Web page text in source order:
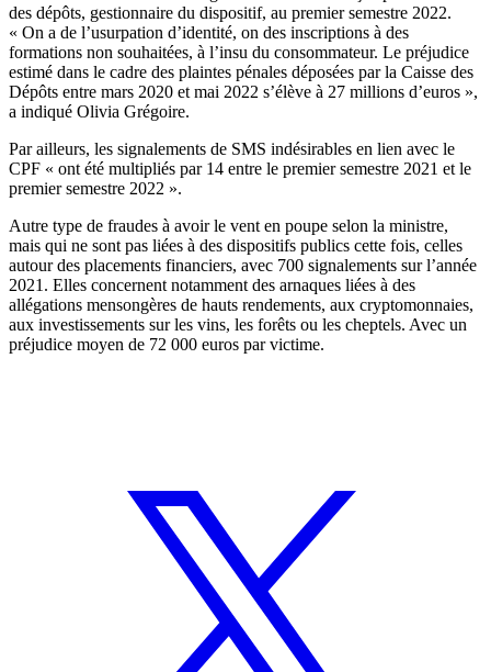
des dépôts, gestionnaire du dispositif, au premier semestre 2022.
« On a de l’usurpation d’identité, on des inscriptions à des
formations non souhaitées, à l’insu du consommateur. Le préjudice
estimé dans le cadre des plaintes pénales déposées par la Caisse des
Dépôts entre mars 2020 et mai 2022 s’élève à 27 millions d’euros »,
a indiqué Olivia Grégoire.
Par ailleurs, les signalements de SMS indésirables en lien avec le
CPF « ont été multipliés par 14 entre le premier semestre 2021 et le
premier semestre 2022 ».
Autre type de fraudes à avoir le vent en poupe selon la ministre,
mais qui ne sont pas liées à des dispositifs publics cette fois, celles
autour des placements financiers, avec 700 signalements sur l’année
2021. Elles concernent notamment des arnaques liées à des
allégations mensongères de hauts rendements, aux cryptomonnaies,
aux investissements sur les vins, les forêts ou les cheptels. Avec un
préjudice moyen de 72 000 euros par victime.